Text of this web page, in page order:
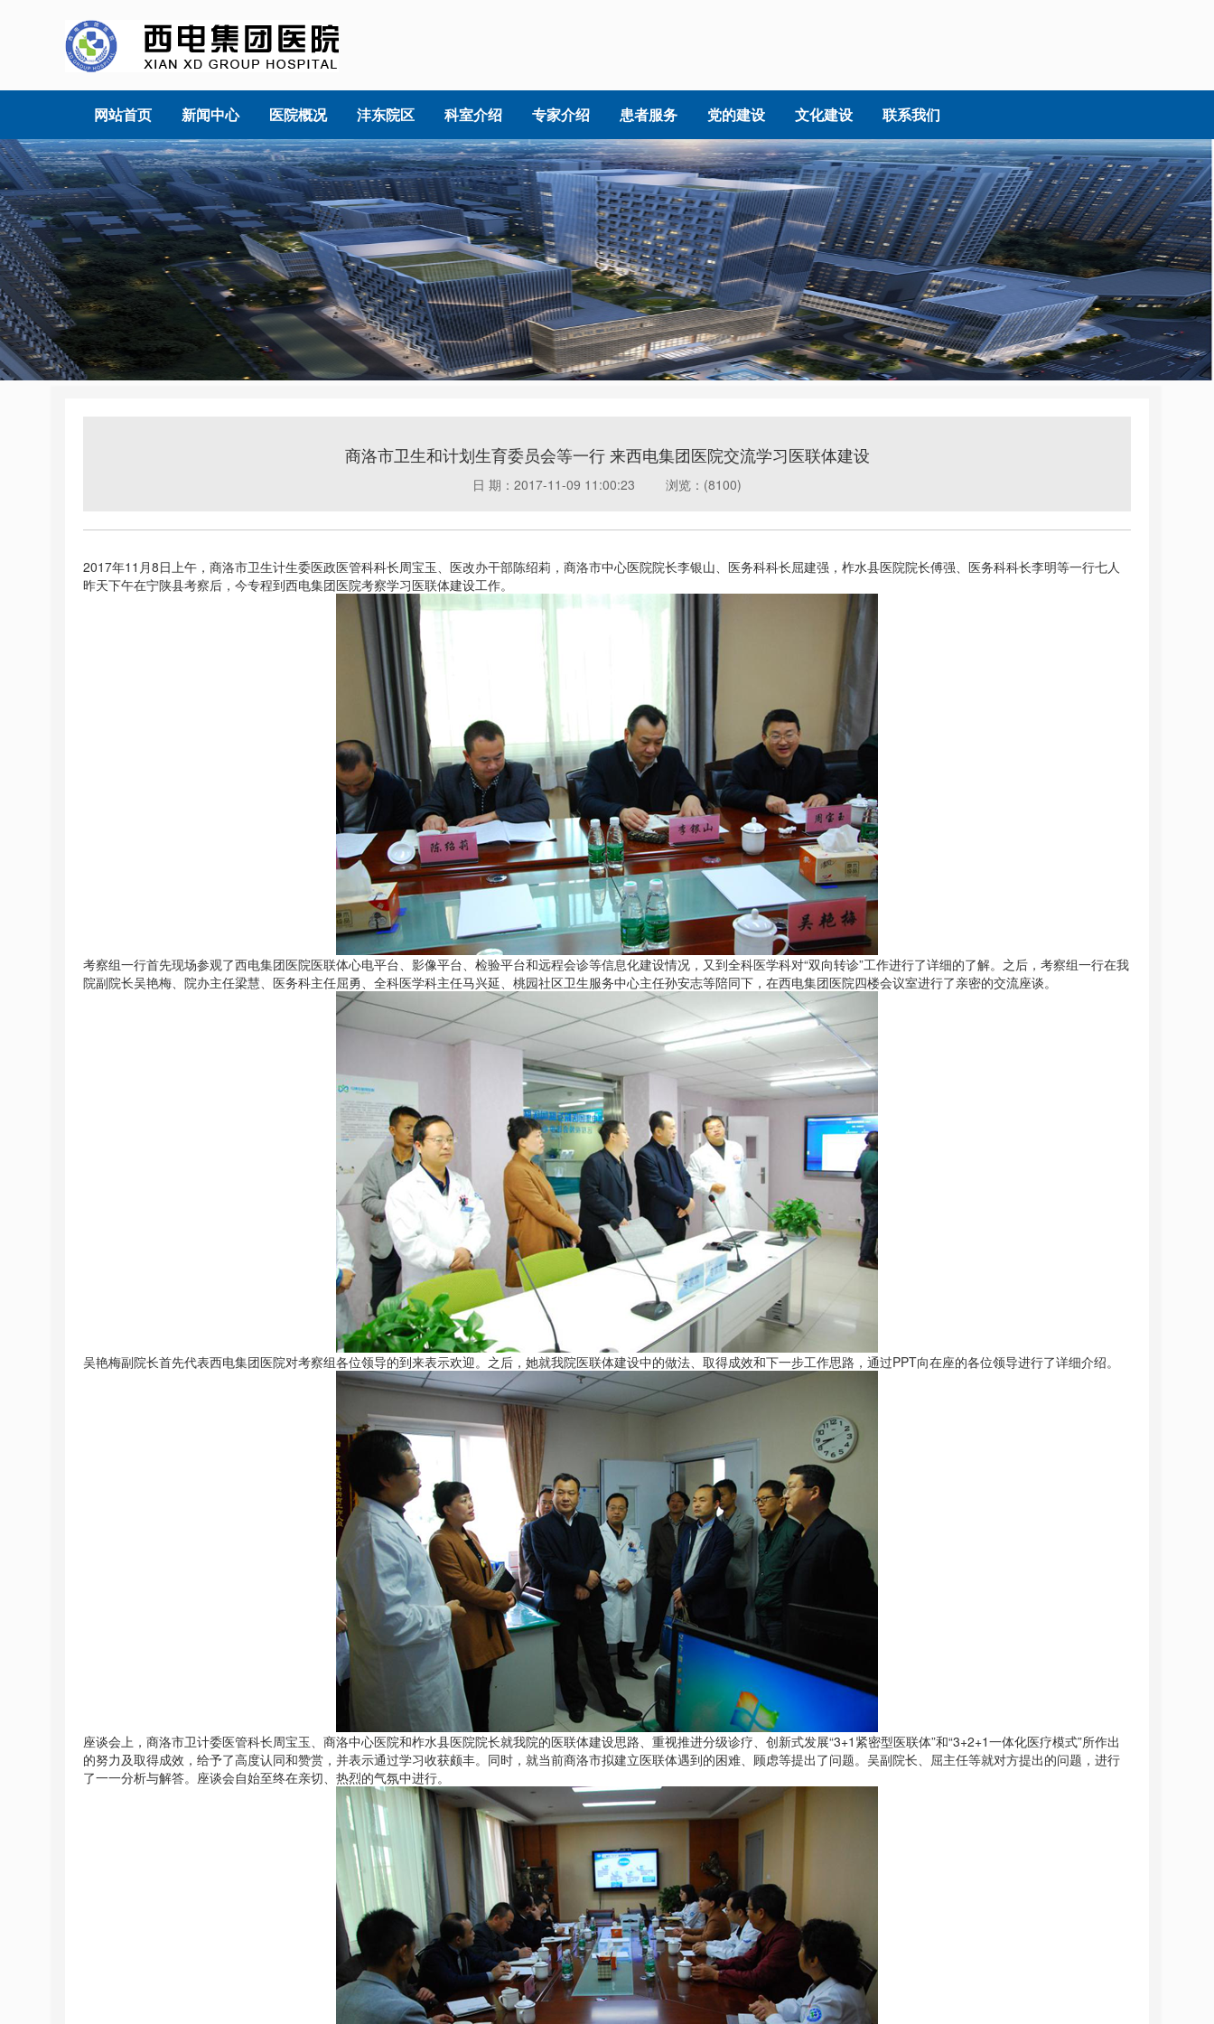
网站首页 新闻中心 医院概况 沣东院区 科室介绍 专家介绍 患者服务 党的建设 文化建设 联系我们
商洛市卫生和计划生育委员会等一行 来西电集团医院交流学习医联体建设
日 期：2017-11-09 11:00:23 浏览：(8100)
2017年11月8日上午，商洛市卫生计生委医政医管科科长周宝玉、医改办干部陈绍莉，商洛市中心医院院长李银山、医务科科长屈建强，柞水县医院院长傅强、医务科科长李明等一行七人
昨天下午在宁陕县考察后，今专程到西电集团医院考察学习医联体建设工作。
考察组一行首先现场参观了西电集团医院医联体心电平台、影像平台、检验平台和远程会诊等信息化建设情况，又到全科医学科对“双向转诊”工作进行了详细的了解。之后，考察组一行在我
院副院长吴艳梅、院办主任梁慧、医务科主任屈勇、全科医学科主任马兴延、桃园社区卫生服务中心主任孙安志等陪同下，在西电集团医院四楼会议室进行了亲密的交流座谈。
吴艳梅副院长首先代表西电集团医院对考察组各位领导的到来表示欢迎。之后，她就我院医联体建设中的做法、取得成效和下一步工作思路，通过PPT向在座的各位领导进行了详细介绍。
座谈会上，商洛市卫计委医管科长周宝玉、商洛中心医院和柞水县医院院长就我院的医联体建设思路、重视推进分级诊疗、创新式发展“3+1紧密型医联体”和“3+2+1一体化医疗模式”所作出
的努力及取得成效，给予了高度认同和赞赏，并表示通过学习收获颇丰。同时，就当前商洛市拟建立医联体遇到的困难、顾虑等提出了问题。吴副院长、屈主任等就对方提出的问题，进行
了一一分析与解答。座谈会自始至终在亲切、热烈的气氛中进行。